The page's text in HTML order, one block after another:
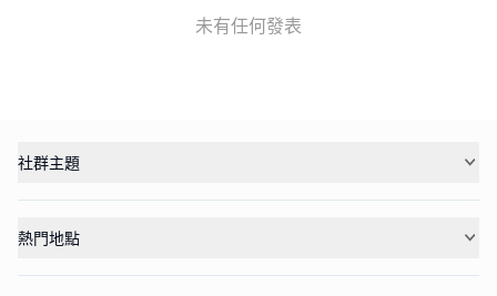
未有任何發表
社群主題
熱門地點